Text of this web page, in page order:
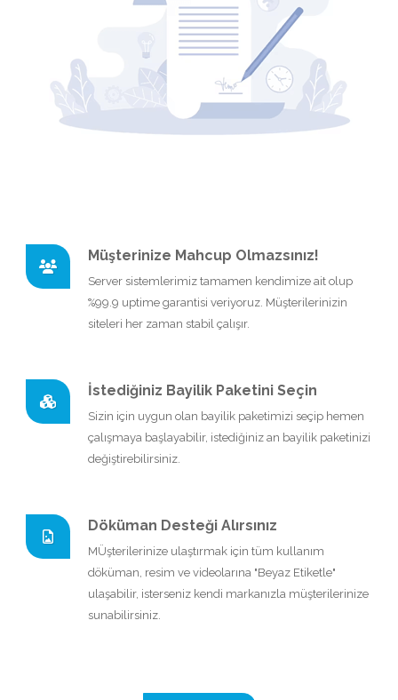
Müşterinize Mahcup Olmazsınız!
Server sistemlerimiz tamamen kendimize ait olup
%99.9 uptime garantisi veriyoruz. Müşterilerinizin
siteleri her zaman stabil çalışır.
İstediğiniz Bayilik Paketini Seçin
Sizin için uygun olan bayilik paketimizi seçip hemen
çalışmaya başlayabilir, istediğiniz an bayilik paketinizi
değiştirebilirsiniz.
Döküman Desteği Alırsınız
MÜşterilerinize ulaştırmak için tüm kullanım
döküman, resim ve videolarına "Beyaz Etiketle"
ulaşabilir, isterseniz kendi markanızla müşterilerinize
sunabilirsiniz.